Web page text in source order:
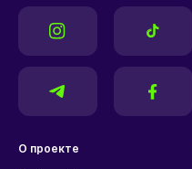
О проекте